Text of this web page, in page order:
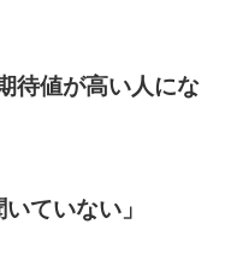
待値が高い人にな
ていない」